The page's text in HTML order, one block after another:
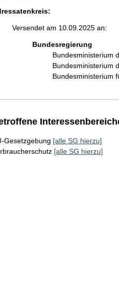
Versendet am 10.09.2025 an:
Bundesregierung
Bundesministerium
Bundesministerium
Bundesministerium
Gesetzgebung [alle SG hierzu]
[alle SG hierzu]